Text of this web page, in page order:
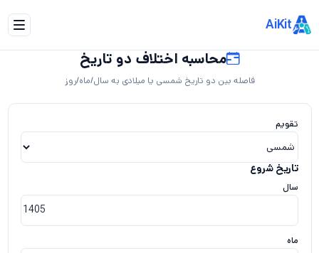
AiKit
محاسبه اختلاف دو تاریخ
فاصله بین دو تاریخ شمسی یا میلادی به سال/ماه/روز
محاسبه اختلاف دو تاریخ
تقویم
تاریخ شروع
سال
ماه